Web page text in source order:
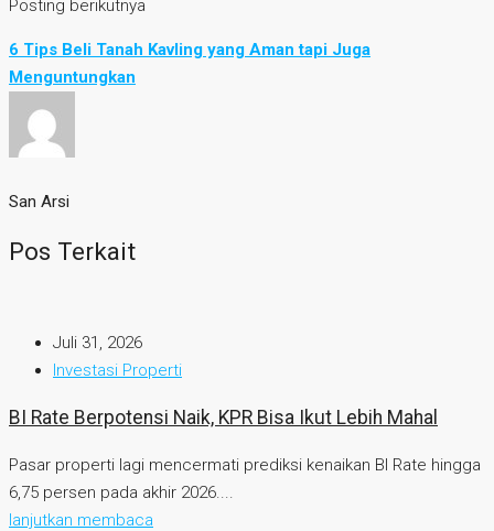
Posting berikutnya
6 Tips Beli Tanah Kavling yang Aman tapi Juga
Menguntungkan
San Arsi
Pos Terkait
Juli 31, 2026
Investasi Properti
BI Rate Berpotensi Naik, KPR Bisa Ikut Lebih Mahal
Pasar properti lagi mencermati prediksi kenaikan BI Rate hingga
6,75 persen pada akhir 2026....
lanjutkan membaca